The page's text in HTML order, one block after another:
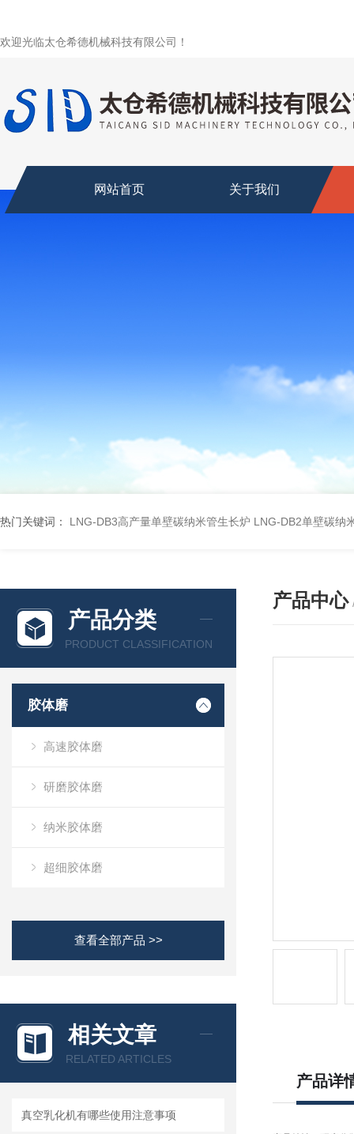
欢迎光临太仓希德机械科技有限公司！
网站首页 关于我们
热门关键词： LNG-DB3高产量单壁碳纳米管生长炉 LNG-DB2单壁碳纳
产品分类
PRODUCT CLASSIFICATION
胶体磨
高速胶体磨
研磨胶体磨
纳米胶体磨
超细胶体磨
查看全部产品 >>
相关文章
RELATED ARTICLES
真空乳化机有哪些使用注意事项
产品中心
产品详